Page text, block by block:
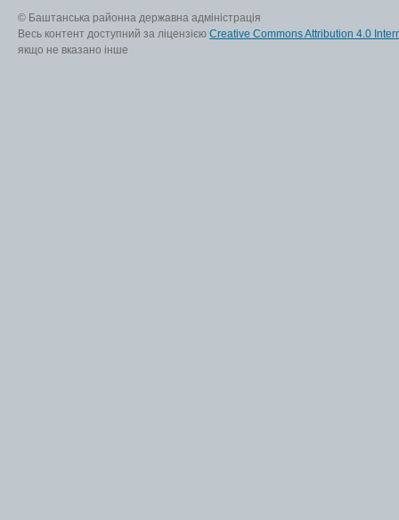
© Баштанська районна державна адміністрація
Весь контент доступний за ліцензією Creative Commons Attribution 4.0
якщо не вказано інше